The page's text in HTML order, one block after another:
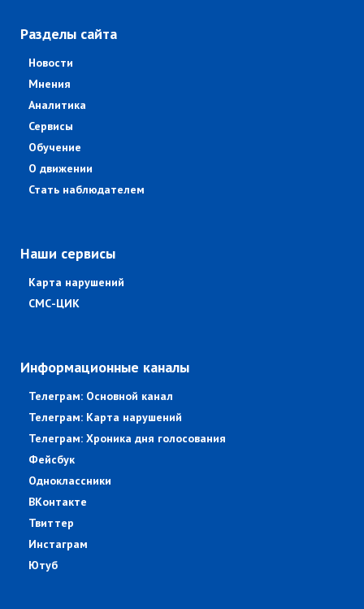
Разделы сайта
Новости
Мнения
Аналитика
Сервисы
Обучение
О движении
Стать наблюдателем
Наши сервисы
Карта нарушений
СМС-ЦИК
Информационные каналы
Телеграм: Основной канал
Телеграм: Карта нарушений
Телеграм: Хроника дня голосования
Фейсбук
Одноклассники
ВКонтакте
Твиттер
Инстаграм
Ютуб